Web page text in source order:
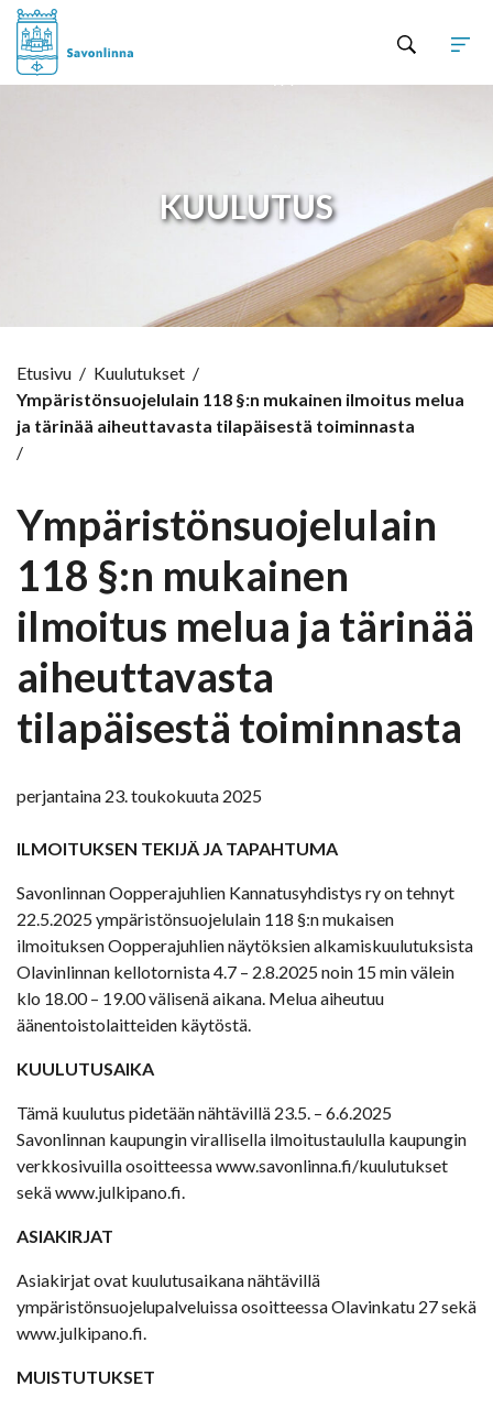
KUULUTUS
Etusivu / Kuulutukset /
Ympäristönsuojelulain 118 §:n mukainen ilmoitus melua
ja tärinää aiheuttavasta tilapäisestä toiminnasta
/
Ympäristönsuojelulain
118 §:n mukainen
ilmoitus melua ja tärinää
aiheuttavasta
tilapäisestä toiminnasta
perjantaina 23. toukokuuta 2025
ILMOITUKSEN TEKIJÄ JA TAPAHTUMA
Savonlinnan Oopperajuhlien Kannatusyhdistys ry on tehnyt
22.5.2025 ympäristönsuojelulain 118 §:n mukaisen
ilmoituksen Oopperajuhlien näytöksien alkamiskuulutuksista
Olavinlinnan kellotornista 4.7 – 2.8.2025 noin 15 min välein
klo 18.00 – 19.00 välisenä aikana. Melua aiheutuu
äänentoistolaitteiden käytöstä.
KUULUTUSAIKA
Tämä kuulutus pidetään nähtävillä 23.5. – 6.6.2025
Savonlinnan kaupungin virallisella ilmoitustaululla kaupungin
verkkosivuilla osoitteessa www.savonlinna.fi/kuulutukset
sekä www.julkipano.fi.
ASIAKIRJAT
Asiakirjat ovat kuulutusaikana nähtävillä
ympäristönsuojelupalveluissa osoitteessa Olavinkatu 27 sekä
www.julkipano.fi.
MUISTUTUKSET